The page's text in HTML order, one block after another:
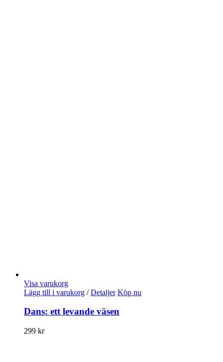
Visa varukorg
Lägg till i varukorg / Detaljer Köp nu
Dans: ett levande väsen
299 kr